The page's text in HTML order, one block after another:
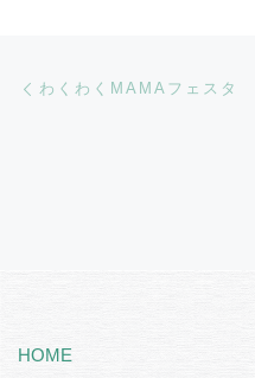
わくわくMAMAフェスタ
HOME